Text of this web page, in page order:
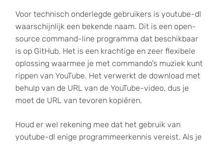
Voor technisch onderlegde gebruikers is youtube-dl
waarschijnlijk een bekende naam. Dit is een open-
source command-line programma dat beschikbaar
is op GitHub. Het is een krachtige en zeer flexibele
oplossing waarmee je met commando's muziek kunt
rippen van YouTube. Het verwerkt de download met
behulp van de URL van de YouTube-video, dus je
moet de URL van tevoren kopiëren.
Houd er wel rekening mee dat het gebruik van
youtube-dl enige programmeerkennis vereist. Als je